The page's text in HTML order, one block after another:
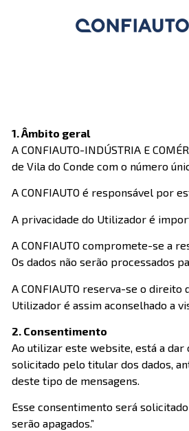
1. Âmbito geral
A CONFIAUTO-INDÚSTRIA E
de Vila do Conde com o número
A CONFIAUTO é responsável por
A privacidade do Utilizador é
A CONFIAUTO compromete-se a
Os dados não serão processados
A CONFIAUTO reserva-se o
Utilizador é assim aconselhado a
2. Consentimento
Ao utilizar este website, está a dar
solicitado pelo titular dos dados,
deste tipo de mensagens.
Esse consentimento será
serão apagados.”